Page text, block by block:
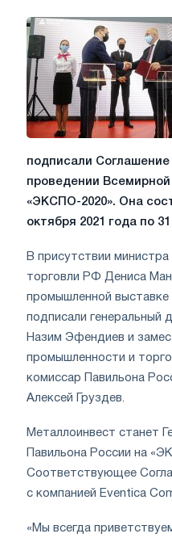
подписали
проведении
«ЭКСПО-2020». Она
октября 2021 года по
В присутствии
торговли РФ Дениса
промышленной
подписали генеральный
Назим Эфендиев и
промышленности и
комиссар Павильона
Алексей Груздев.
Металлоинвест станет
Павильона России на
Соответствующее
с компанией Eventica
«Мы всегда